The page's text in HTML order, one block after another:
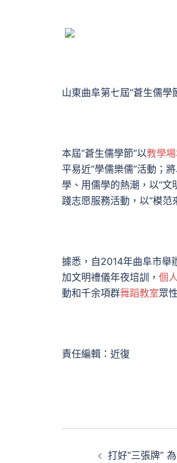
山東曲阜第七屆“蒼生儒學
本屆“蒼生儒學節”以教學
平易近“學儒樂儒”活動；
學、用儒學的熱潮，以“文
踐志愿服務活動，以“模范
據悉，自2014年曲阜市舉
加文明禮儀年夜培訓， 個
動和千余項群舞蹈教室眾
責任編輯：近復
打好“三張牌”